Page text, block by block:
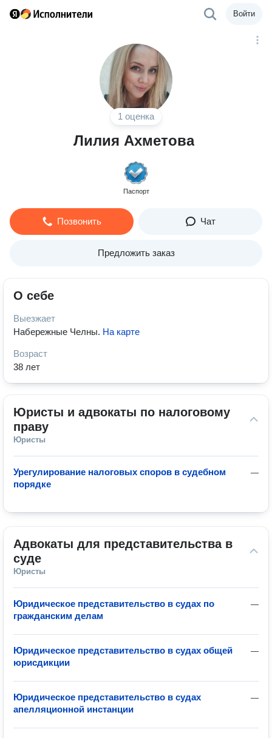
Войти
1 оценка
Лилия Ахметова
Паспорт
Позвонить Чат
Предложить заказ
О себе
Выезжает
Набережные Челны. На карте
Возраст
38 лет
Юристы и адвокаты по налоговому
праву
Юристы
—
Урегулирование налоговых споров в судебном
порядке
Адвокаты для представительства в
суде
Юристы
—
Юридическое представительство в судах по
гражданским делам
—
Юридическое представительство в судах общей
юрисдикции
—
Юридическое представительство в судах
апелляционной инстанции